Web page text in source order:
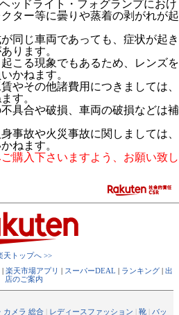
ッドライト・フォグランプにおけ
ター等に曇りや蒸着の剥がれが起
同じ車両であっても、症状が起き
ります。
こる現象でもあるため、レンズを
かねます。
やその他諸費用につきましては、
す。
具合や破損、車両の破損などは補
事故や火災事故に関しましては、
ねます。
購入下さいますよう、お願い致し
天トップへ >>
| 楽天市場アプリ | スーパーDEAL | ランキング | 出
店のご案内
カメラ 総合 | レディースファッション | 靴 | バッ